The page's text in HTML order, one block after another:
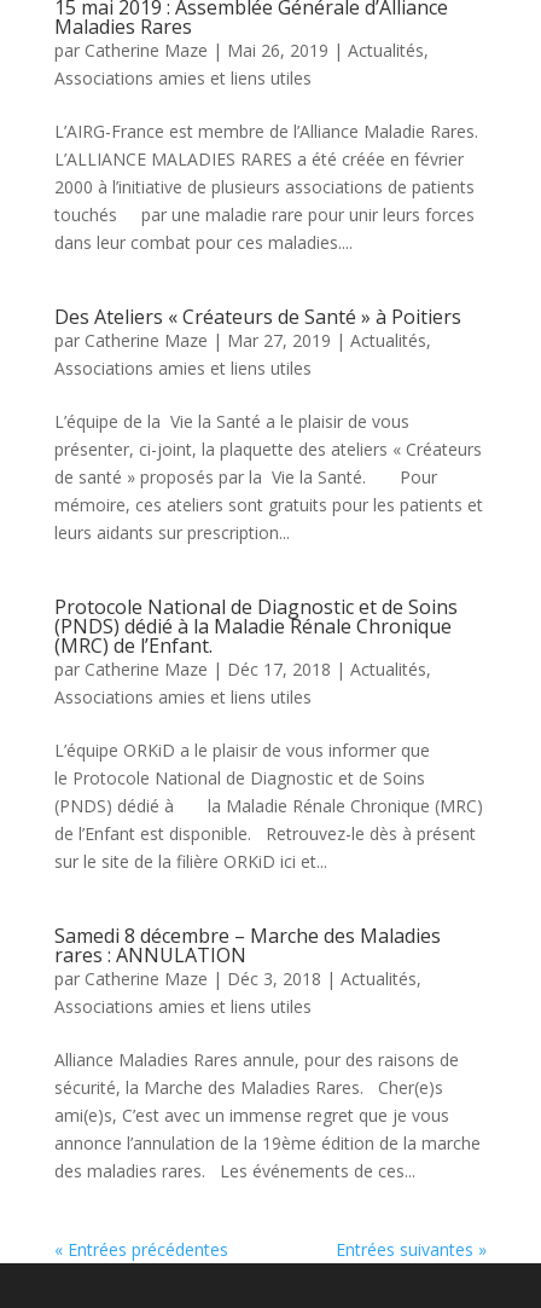
15 mai 2019 : Assemblée Générale d’Alliance
Maladies Rares
par Catherine Maze | Mai 26, 2019 | Actualités,
Associations amies et liens utiles
L’AIRG-France est membre de l’Alliance Maladie Rares.
L’ALLIANCE MALADIES RARES a été créée en février
2000 à l’initiative de plusieurs associations de patients
touchés par une maladie rare pour unir leurs forces
dans leur combat pour ces maladies....
Des Ateliers « Créateurs de Santé » à Poitiers
par Catherine Maze | Mar 27, 2019 | Actualités,
Associations amies et liens utiles
L’équipe de la Vie la Santé a le plaisir de vous
présenter, ci-joint, la plaquette des ateliers « Créateurs
de santé » proposés par la Vie la Santé. Pour
mémoire, ces ateliers sont gratuits pour les patients et
leurs aidants sur prescription...
Protocole National de Diagnostic et de Soins
(PNDS) dédié à la Maladie Rénale Chronique
(MRC) de l’Enfant.
par Catherine Maze | Déc 17, 2018 | Actualités,
Associations amies et liens utiles
L’équipe ORKiD a le plaisir de vous informer que
le Protocole National de Diagnostic et de Soins
(PNDS) dédié à la Maladie Rénale Chronique (MRC)
de l’Enfant est disponible. Retrouvez-le dès à présent
sur le site de la filière ORKiD ici et...
Samedi 8 décembre – Marche des Maladies
rares : ANNULATION
par Catherine Maze | Déc 3, 2018 | Actualités,
Associations amies et liens utiles
Alliance Maladies Rares annule, pour des raisons de
sécurité, la Marche des Maladies Rares. Cher(e)s
ami(e)s, C’est avec un immense regret que je vous
annonce l’annulation de la 19ème édition de la marche
des maladies rares. Les événements de ces...
« Entrées précédentes Entrées suivantes »